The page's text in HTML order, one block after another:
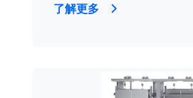
了解更多